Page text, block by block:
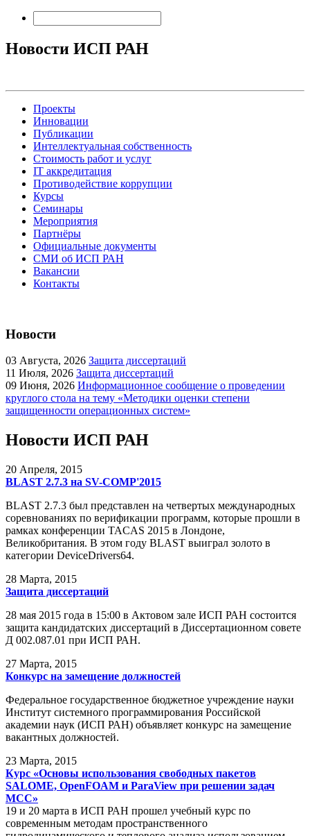
Новости ИСП РАН
Проекты
Инновации
Публикации
Интеллектуальная собственность
Стоимость работ и услуг
IT аккредитация
Противодействие коррупции
Курсы
Семинары
Мероприятия
Партнёры
Официальные документы
СМИ об ИСП РАН
Вакансии
Контакты
Новости
03 Августа, 2026 Защита диссертаций
11 Июля, 2026 Защита диссертаций
09 Июня, 2026 Информационное сообщение о проведении
круглого стола на тему «Методики оценки степени
защищенности операционных систем»
Новости ИСП РАН
20 Апреля, 2015
BLAST 2.7.3 на SV-COMP'2015
BLAST 2.7.3 был представлен на четвертых международных
соревнованиях по верификации программ, которые прошли в
рамках конференции TACAS 2015 в Лондоне,
Великобритания. В этом году BLAST выиграл золото в
категории DeviceDrivers64.
28 Марта, 2015
Защита диссертаций
28 мая 2015 года в 15:00 в Актовом зале ИСП РАН состоится
защита кандидатских диссертаций в Диссертационном совете
Д 002.087.01 при ИСП РАН.
27 Марта, 2015
Конкурс на замещение должностей
Федеральное государственное бюджетное учреждение науки
Институт системного программирования Российской
академии наук (ИСП РАН) объявляет конкурс на замещение
вакантных должностей.
23 Марта, 2015
Курс «Основы использования свободных пакетов
SALOME, OpenFOAM и ParaView при решении задач
МСС»
19 и 20 марта в ИСП РАН прошел учебный курс по
современным методам пространственного